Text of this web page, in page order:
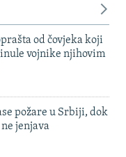
od čovjeka koji
vojnike njihovim
požare u Srbiji, dok
jenjava